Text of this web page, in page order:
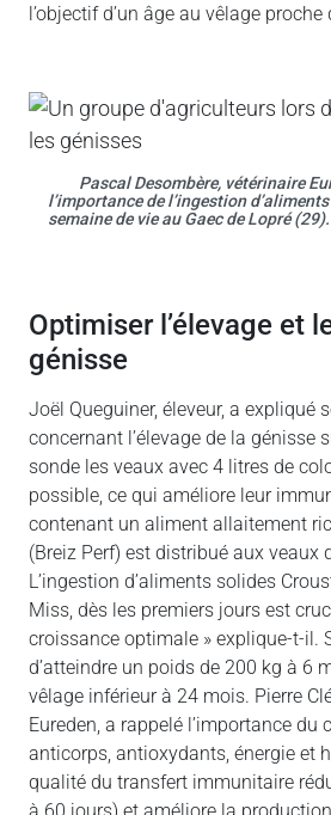
l’objectif d’un âge au vêlage proche
Pascal Desombère, vétérinaire
l’importance de l’ingestion
semaine de vie au Gaec de Lopré (29).
optimiser l’élevage et le coût de la
génisse
Joël Queguiner, éleveur, a expliqué
concernant l’élevage de la génisse
sonde les veaux avec 4 litres de
possible, ce qui améliore leur
contenant un aliment allaitement
(Breiz Perf) est distribué aux veaux
L’ingestion d’aliments solides
Miss, dès les premiers jours est
croissance optimale » explique-t-il.
d’atteindre un poids de 200 kg à 6
vêlage inférieur à 24 mois. Pierre
Eureden, a rappelé l’importance du
anticorps, antioxydants, énergie et
qualité du transfert immunitaire